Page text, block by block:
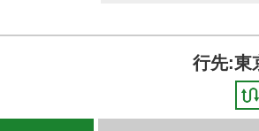
行先:東